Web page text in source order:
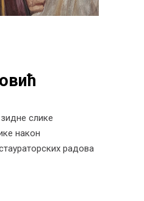
слике
након
радова